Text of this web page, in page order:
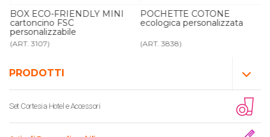
PRODOTTI
Set Cortesia Hotel e Accessori
BOX ECO-FRIENDLY MINI
cartoncino FSC
personalizzabile
(ART. 3107)
POCHETTE COTONE
ecologica personalizzata
(ART. 3838)